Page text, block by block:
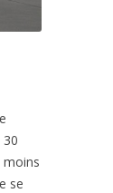
moins
se